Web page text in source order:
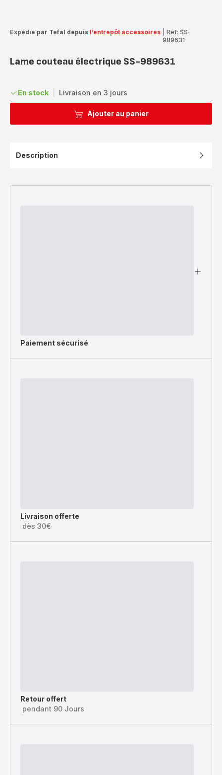
Expédié par Tefal depuis l’entrepôt accessoires
Ref: SS-
989631
Lame couteau électrique SS-989631
En stock Livraison en 3 jours
Ajouter au panier
Description
Paiement sécurisé
Livraison offerte
dès 30€
Retour offert
pendant 90 Jours